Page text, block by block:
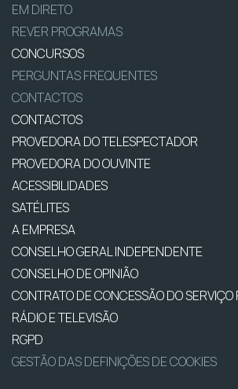
EM DIRETO
REVER PROGRAMAS
CONCURSOS
PERGUNTAS FREQUENTES
CONTACTOS
CONTACTOS
PROVEDORA DO TELESPECTADOR
PROVEDORA DO OUVINTE
ACESSIBILIDADES
SATÉLITES
A EMPRESA
CONSELHO GERAL INDEPENDENTE
CONSELHO DE OPINIÃO
CONTRATO DE CONCESSÃO DO SERVIÇO
RÁDIO E TELEVISÃO
RGPD
GESTÃO DAS DEFINIÇÕES DE COOKIES